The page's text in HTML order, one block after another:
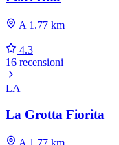
A 1.77 km
4.3
16 recensioni
LA
La Grotta Fiorita
A 1.77 km